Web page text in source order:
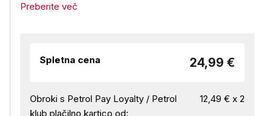
Preberite več
Spletna cena 24,99 €
Obroki s Petrol Pay Loyalty / Petrol
klub plačilno kartico od:
12,49 € x 2